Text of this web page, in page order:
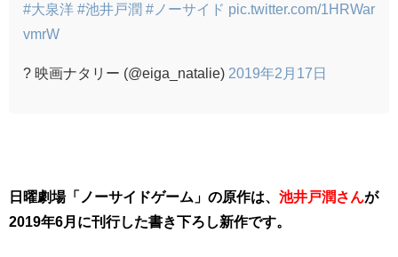
#大泉洋 #池井戸潤 #ノーサイド pic.twitter.com/1HRWar
vmrW
? 映画ナタリー (@eiga_natalie) 2019年2月17日
日曜劇場「ノーサイドゲーム」の原作は、 池井戸潤さんが
2019年6月に刊行した書き下ろし新作です。